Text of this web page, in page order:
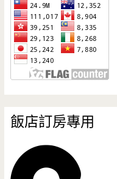
飯店訂房專用